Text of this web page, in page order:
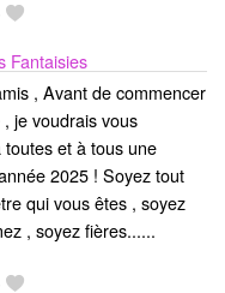
Fantaisies
, Avant de commencer
je voudrais vous
et à tous une
2025 ! Soyez tout
qui vous êtes , soyez
, soyez fières......